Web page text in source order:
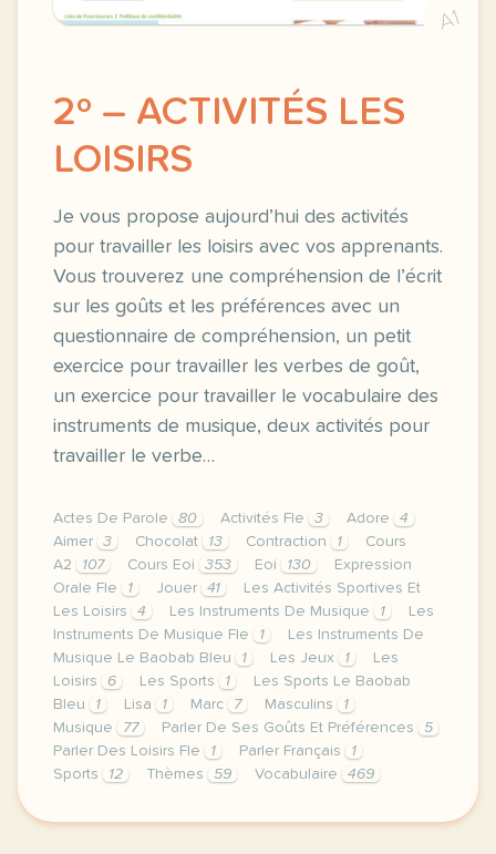
A1
2º – ACTIVITÉS LES
LOISIRS
Je vous propose aujourd’hui des activités
pour travailler les loisirs avec vos apprenants.
Vous trouverez une compréhension de l’écrit
sur les goûts et les préférences avec un
questionnaire de compréhension, un petit
exercice pour travailler les verbes de goût,
un exercice pour travailler le vocabulaire des
instruments de musique, deux activités pour
travailler le verbe…
Actes De Parole 80 Activités Fle 3 Adore
4
Aimer
3 Chocolat 13 Contraction 1
Cours
A2
107 Cours Eoi 353 Eoi 130
Expression
Orale Fle
1 Jouer 41
Les Activités Sportives Et
Les Loisirs
4 Les Instruments De Musique 1
Les
Instruments De Musique Fle
1
Les Instruments De
Musique Le Baobab Bleu
1 Les Jeux 1
Les
Loisirs
6 Les Sports 1
Les Sports Le Baobab
Bleu
1 Lisa 1 Marc 7 Masculins
1
Musique
77 Parler De Ses Goûts Et Préférences
5
Parler Des Loisirs Fle
1 Parler Français
1
Sports
12 Thèmes 59 Vocabulaire 469
image pixabay comje vous propose aujourd hui